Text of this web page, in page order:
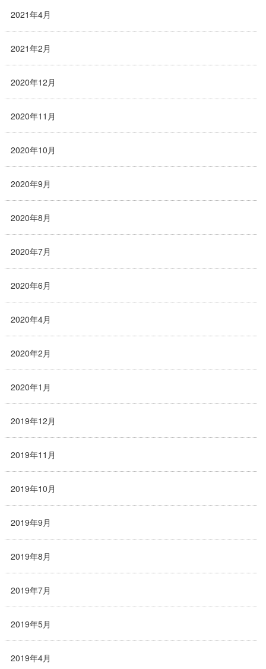
2021年4月
2021年2月
2020年12月
2020年11月
2020年10月
2020年9月
2020年8月
2020年7月
2020年6月
2020年4月
2020年2月
2020年1月
2019年12月
2019年11月
2019年10月
2019年9月
2019年8月
2019年7月
2019年5月
2019年4月